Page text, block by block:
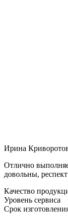
Ирина
Отлично
довольны,
Качество
Уровень сервиса
Срок